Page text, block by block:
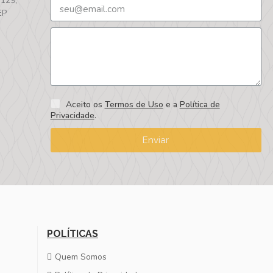
Aceito os Termos de Uso e a Política de
Privacidade.
Enviar
POLÍTICAS
Quem Somos